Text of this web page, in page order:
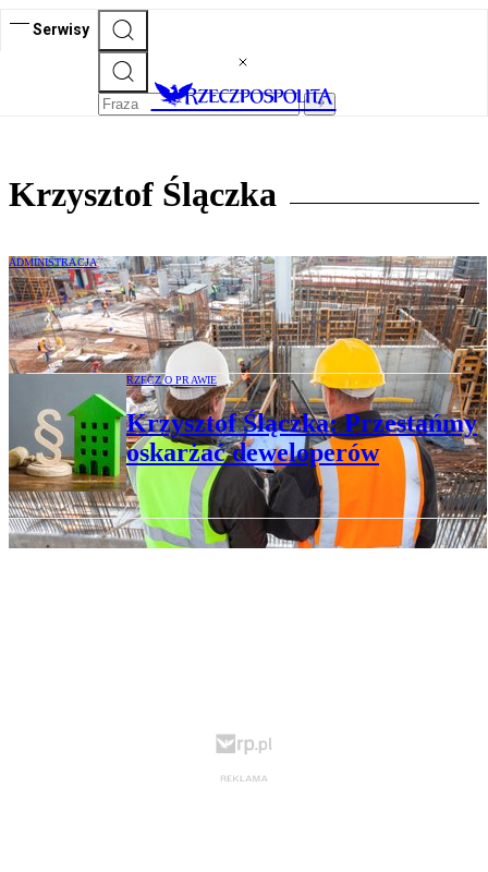
Serwisy
Krzysztof Ślączka
ADMINISTRACJA
Bez ładu instytucji nie będzie ładu
przestrzennego
RZECZ O PRAWIE
Krzysztof Ślączka: Przestańmy
oskarżać deweloperów